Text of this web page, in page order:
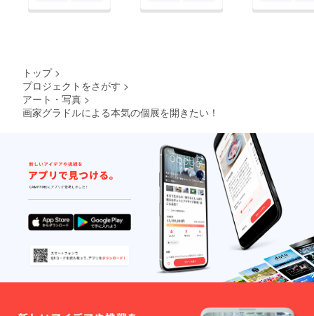
トップ >
プロジェクトをさがす >
アート・写真 >
画家グラドルによる本気の個展を開きたい！